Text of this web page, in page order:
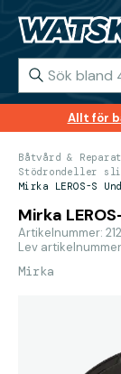
Allt för
Båtvård &
Stödrondeller
Mirka LEROS-S
Mirka
Artikelnummer:
Lev
Mirka